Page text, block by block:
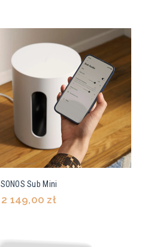
SONOS Sub Mini
2 149,00 zł